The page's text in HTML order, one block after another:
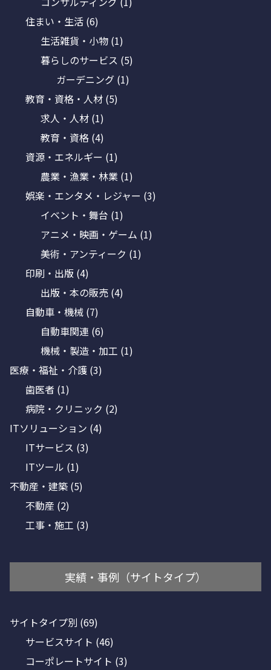
住まい・生活 (6)
生活雑貨・小物 (1)
暮らしのサービス (5)
ガーデニング (1)
教育・資格・人材 (5)
求人・人材 (1)
教育・資格 (4)
資源・エネルギー (1)
農業・漁業・林業 (1)
娯楽・エンタメ・レジャー (3)
イベント・舞台 (1)
アニメ・映画・ゲーム (1)
美術・アンティーク (1)
印刷・出版 (4)
出版・本の販売 (4)
自動車・機械 (7)
自動車関連 (6)
機械・製造・加工 (1)
医療・福祉・介護 (3)
歯医者 (1)
病院・クリニック (2)
ITソリューション (4)
ITサービス (3)
ITツール (1)
不動産・建築 (5)
不動産 (2)
工事・施工 (3)
実績・事例（サイトタイプ）
サイトタイプ別 (69)
サービスサイト (46)
コーポレートサイト (3)